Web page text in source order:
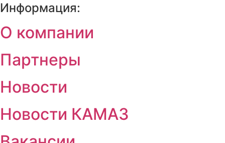
Информация:
О компании
Партнеры
Новости
Новости КАМАЗ